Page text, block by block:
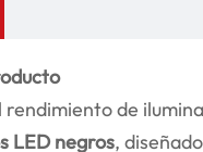
de
LED negros,